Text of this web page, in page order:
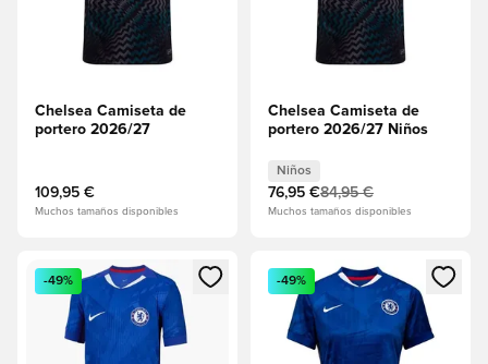
Chelsea Camiseta de
portero 2026/27
109,95 €
Muchos tamaños disponibles
Chelsea Camiseta de
portero 2026/27 Niños
Niños
76,95 €84,95 €
Muchos tamaños disponibles
Abre un modal para iniciar sesión o registrarse como
-49%
Abre un modal para iniciar
-49%